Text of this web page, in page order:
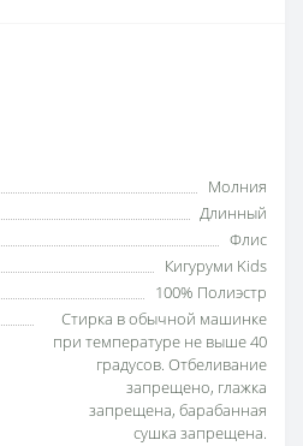
Молния
Длинный
Флис
Кигуруми Kids
100% Полиэстр
Стирка в обычной машинке
при температуре не выше 40
градусов. Отбеливание
запрещено, глажка
запрещена, барабанная
сушка запрещена.